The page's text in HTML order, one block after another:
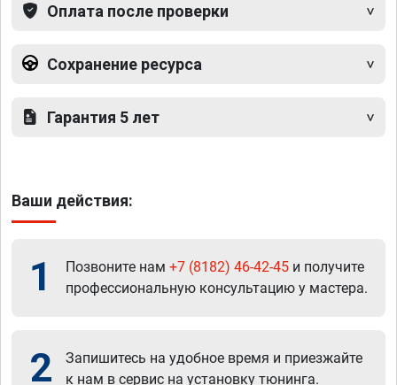
Оплата после проверки
Сохранение ресурса
Гарантия 5 лет
Ваши действия:
1 Позвоните нам +7 (8182) 46-42-45 и получите
профессиональную консультацию у мастера.
2
Запишитесь на удобное время и приезжайте
к нам в сервис на установку тюнинга.